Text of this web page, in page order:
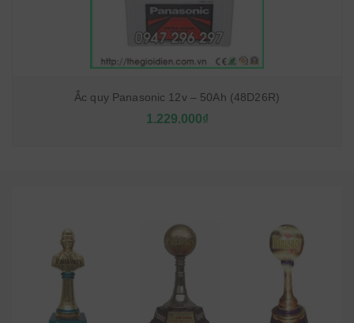
Ắc quy Panasonic 12v – 50Ah (48D26R)
1.229.000₫